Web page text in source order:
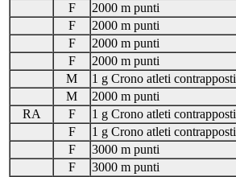
F
2000 m punti
F
2000 m punti
F
2000 m punti
F
2000 m punti
M
1 g Crono atleti contrapposti
M
2000 m punti
RA
F 1 g Crono atleti contrapposti
F
1 g Crono atleti contrapposti
F
3000 m punti
F
3000 m punti